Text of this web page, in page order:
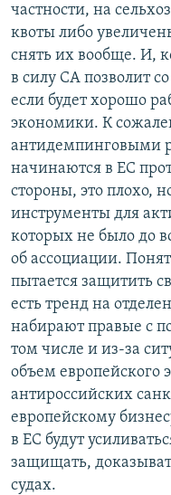
частности, на
квоты либо
снять их вообще. И,
в силу СА позволит
если будет хорошо
экономики. К
антидемпинговыми
начинаются в ЕС
стороны, это плохо,
инструменты для
которых не было до
об ассоциации.
пытается защитить
есть тренд на
набирают правые с
том числе и из-за
объем европейского
антироссийских
европейскому
в ЕС будут
защищать,
судах.